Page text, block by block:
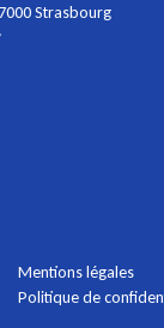
Strasbourg
Mentions légales
Politique de